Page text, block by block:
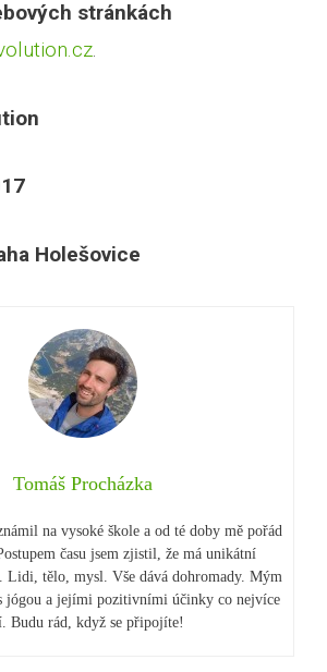
stránkách
.
Holešovice
Tomáš Procházka
na vysoké škole a od té doby mě pořád
času jsem zjistil, že má unikátní
Lidi, tělo, mysl. Vše dává dohromady. Mým
jógou a jejími pozitivními účinky co nejvíce
Budu rád, když se připojíte!